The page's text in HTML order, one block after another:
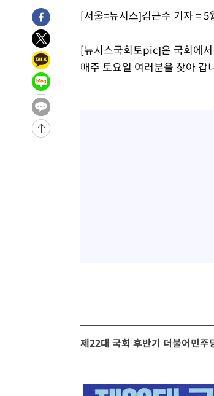
[서울=뉴시스]김근수 기자 =
[뉴시스국회토pic]은 국회에
매주 토요일 여러분을 찾아 갑
제22대 국회 후반기 더불어민주